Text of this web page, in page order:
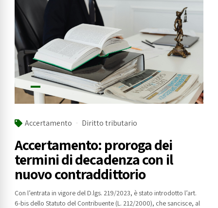
Accertamento Diritto tributario
Accertamento: proroga dei
termini di decadenza con il
nuovo contraddittorio
Con l’entrata in vigore del D.lgs. 219/2023, è stato introdotto l’art.
6-bis dello Statuto del Contribuente (L. 212/2000), che sancisce, al